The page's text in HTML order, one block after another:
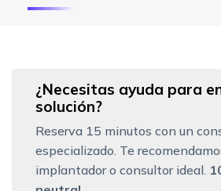
¿Necesitas ayuda para
solución?
Reserva 15 minutos con un
especializado. Te
implantador o consultor ideal.